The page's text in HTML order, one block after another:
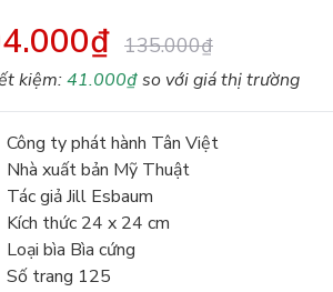
135.000₫
kiệm:41.000₫so với giá thị trường
Công ty phát hành Tân Việt
Nhà xuất bản Mỹ Thuật
Tác giả Jill Esbaum
Kích thức 24 x 24 cm
Loại bìa Bìa cứng
Số trang 125